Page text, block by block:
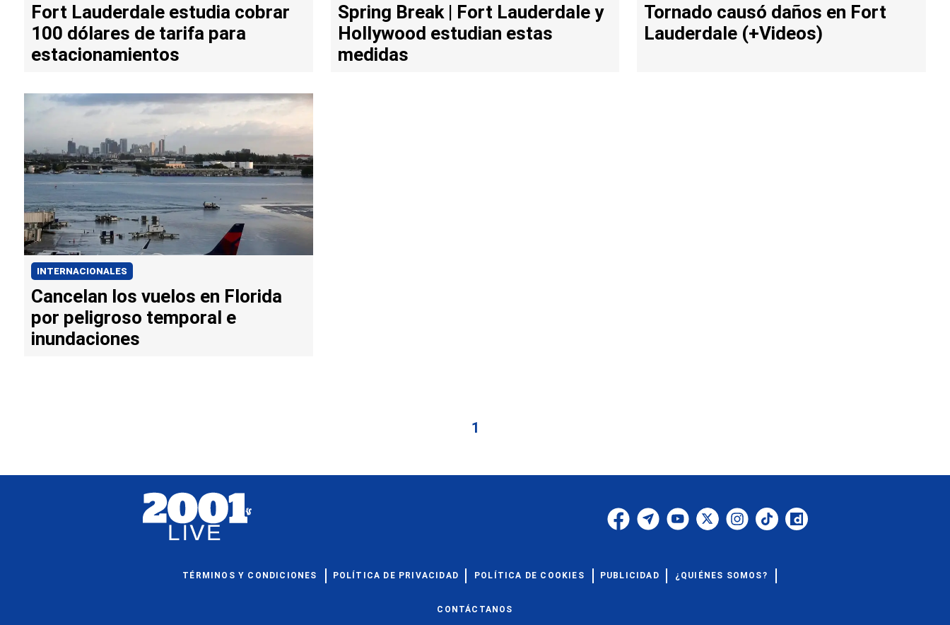
Fort Lauderdale estudia cobrar
100 dólares de tarifa para
estacionamientos
Spring Break | Fort Lauderdale y
Hollywood estudian estas
medidas
Tornado causó daños en Fort
Lauderdale (+Videos)
INTERNACIONALES
Cancelan los vuelos en Florida
por peligroso temporal e
inundaciones
1
TÉRMINOS Y CONDICIONES POLÍTICA DE PRIVACIDAD POLÍTICA DE COOKIES PUBLICIDAD ¿QUIÉNES SOMOS?
CONTÁCTANOS